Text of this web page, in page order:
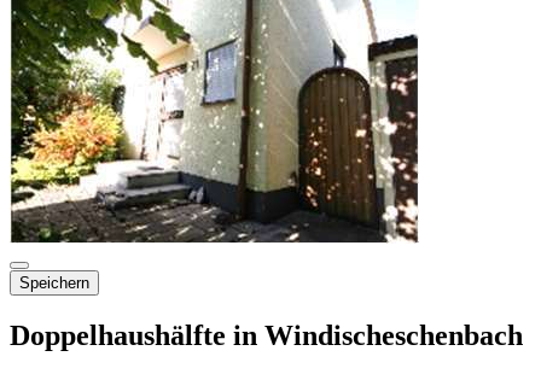
Speichern
Doppelhaushälfte in Windischeschenbach